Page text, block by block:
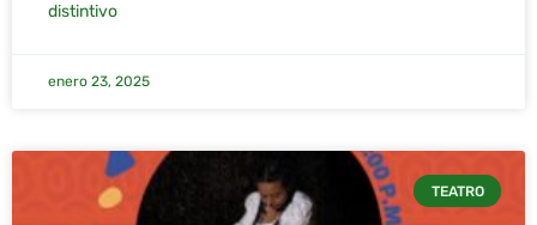
distintivo
enero 23, 2025
TEATRO